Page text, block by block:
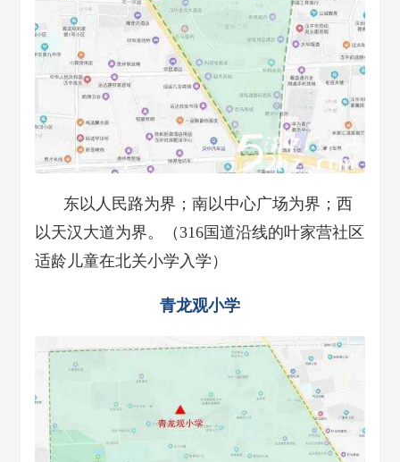
东以人民路为界；南以中心广场为界；西
以天汉大道为界。（316国道沿线的叶家营社区
适龄儿童在北关小学入学）
青龙观小学